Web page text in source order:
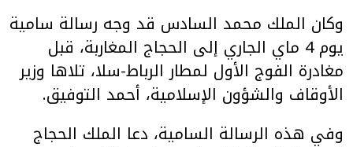
وكان الملك محمد السادس قد وجه رسالة سامية
يوم 4 ماي الجاري إلى الحجاج المغاربة، قبل
مغادرة الفوج الأول لمطار الرباط-سلا، تلاها وزير
الأوقاف والشؤون الإسلامية، أحمد التوفيق.
وفي هذه الرسالة السامية، دعا الملك الحجاج